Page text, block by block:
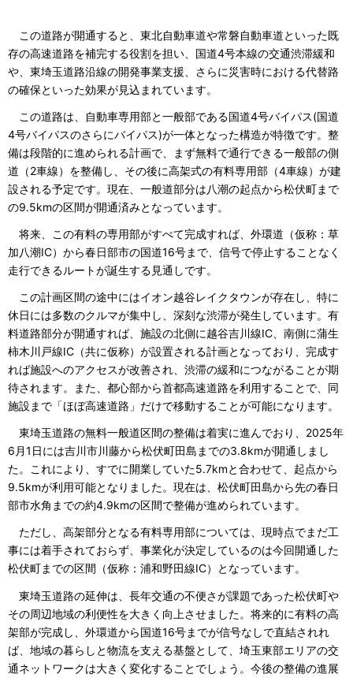
この道路が開通すると、東北自動車道や常磐自動車道といった既
存の高速道路を補完する役割を担い、国道4号本線の交通渋滞緩和
や、東埼玉道路沿線の開発事業支援、さらに災害時における代替路
の確保といった効果が見込まれています。
この道路は、自動車専用部と一般部である国道4号バイパス(国道
4号バイパスのさらにバイパス)が一体となった構造が特徴です。整
備は段階的に進められる計画で、まず無料で通行できる一般部の側
道（2車線）を整備し、その後に高架式の有料専用部（4車線）が建
設される予定です。現在、一般道部分は八潮の起点から松伏町まで
の9.5kmの区間が開通済みとなっています。
将来、この有料の専用部がすべて完成すれば、外環道（仮称：草
加八潮IC）から春日部市の国道16号まで、信号で停止することなく
走行できるルートが誕生する見通しです。
この計画区間の途中にはイオン越谷レイクタウンが存在し、特に
休日には多数のクルマが集中し、深刻な渋滞が発生しています。有
料道路部分が開通すれば、施設の北側に越谷吉川線IC、南側に蒲生
柿木川戸線IC（共に仮称）が設置される計画となっており、完成す
れば施設へのアクセスが改善され、渋滞の緩和につながることが期
待されます。また、都心部から首都高速道路を利用することで、同
施設まで「ほぼ高速道路」だけで移動することが可能になります。
東埼玉道路の無料一般道区間の整備は着実に進んでおり、2025年
6月1日には吉川市川藤から松伏町田島までの3.8kmが開通しまし
た。これにより、すでに開業していた5.7kmと合わせて、起点から
9.5kmが利用可能となりました。現在は、松伏町田島から先の春日
部市水角までの約4.9kmの区間で整備が進められています。
ただし、高架部分となる有料専用部については、現時点でまだ工
事には着手されておらず、事業化が決定しているのは今回開通した
松伏町までの区間（仮称：浦和野田線IC）となっています。
東埼玉道路の延伸は、長年交通の不便さが課題であった松伏町や
その周辺地域の利便性を大きく向上させました。将来的に有料の高
架部が完成し、外環道から国道16号までが信号なしで直結されれ
ば、地域の暮らしと物流を支える基盤として、埼玉東部エリアの交
通ネットワークは大きく変化することでしょう。今後の整備の進展